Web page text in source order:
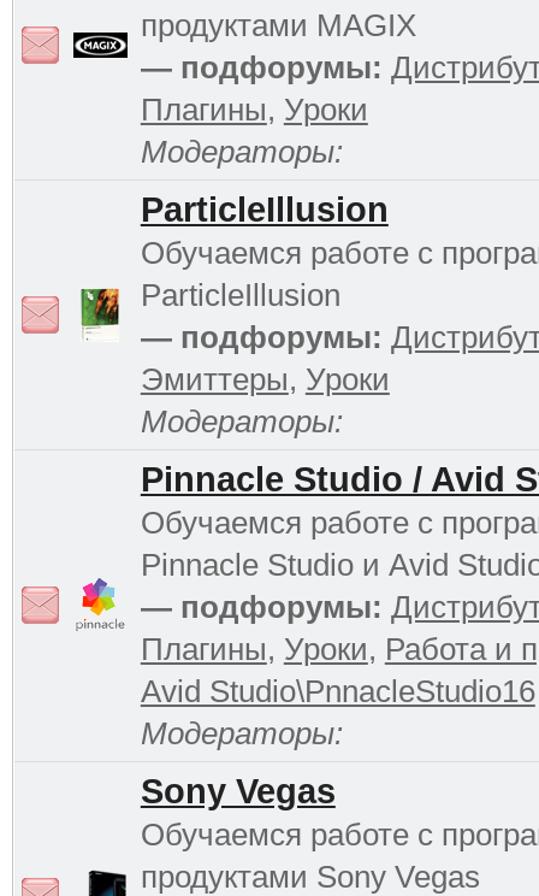
продуктами MAGIX
— подфорумы:
Плагины, Уроки
Модераторы:
ParticleIllusion
Обучаемся работе с
ParticleIllusion
— подфорумы:
Эмиттеры, Уроки
Модераторы:
Pinnacle Studio / Avid
Обучаемся работе с
Pinnacle Studio и Avid
— подфорумы:
Плагины, Уроки, Работа и
Avid Studio\PnnacleStudio16
Модераторы:
Sony Vegas
Обучаемся работе с
продуктами Sony Vegas